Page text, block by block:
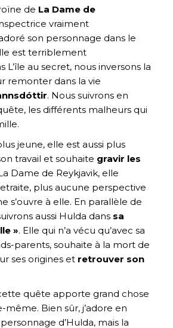
de La Dame de
vraiment
son personnage dans le
est terriblement
L’île au secret, nous inversons la
remonter dans la vie
. Nous suivrons en
les différents malheurs qui
jeune, elle est aussi plus
travail et souhaite gravir les
Dame de Reykjavik, elle
plus aucune perspective
s’ouvre à elle. En parallèle de
aussi Hulda dans sa
». Elle qui n’a vécu qu’avec sa
parents, souhaite à la mort de
ses origines et retrouver son
quête apporte grand chose
même. Bien sûr, j’adore en
d’Hulda, mais la